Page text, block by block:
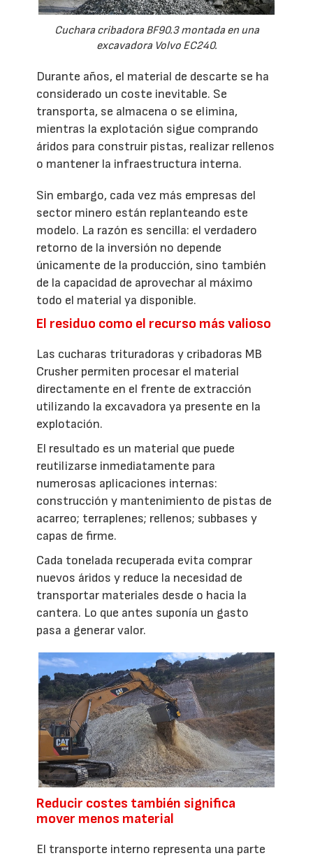
Cuchara cribadora BF90.3 montada en una
excavadora Volvo EC240.
Durante años, el material de descarte se ha
considerado un coste inevitable. Se
transporta, se almacena o se elimina,
mientras la explotación sigue comprando
áridos para construir pistas, realizar rellenos
o mantener la infraestructura interna.
Sin embargo, cada vez más empresas del
sector minero están replanteando este
modelo. La razón es sencilla: el verdadero
retorno de la inversión no depende
únicamente de la producción, sino también
de la capacidad de aprovechar al máximo
todo el material ya disponible.
El residuo como el recurso más valioso
Las cucharas trituradoras y cribadoras MB
Crusher permiten procesar el material
directamente en el frente de extracción
utilizando la excavadora ya presente en la
explotación.
El resultado es un material que puede
reutilizarse inmediatamente para
numerosas aplicaciones internas:
construcción y mantenimiento de pistas de
acarreo; terraplenes; rellenos; subbases y
capas de firme.
Cada tonelada recuperada evita comprar
nuevos áridos y reduce la necesidad de
transportar materiales desde o hacia la
cantera. Lo que antes suponía un gasto
pasa a generar valor.
Reducir costes también significa
mover menos material
El transporte interno representa una parte